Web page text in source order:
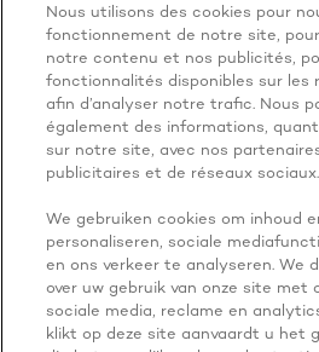
Nous utilisons des cookies pour
fonctionnement de notre site,
notre contenu et nos publicités,
fonctionnalités disponibles sur les
afin d’analyser notre trafic. Nous
également des informations,
sur notre site, avec nos
publicitaires et de réseaux sociaux.
We gebruiken cookies om inhoud
personaliseren, sociale
en ons verkeer te analyseren. We
over uw gebruik van onze site met
sociale media, reclame en
klikt op deze site aanvaardt u het